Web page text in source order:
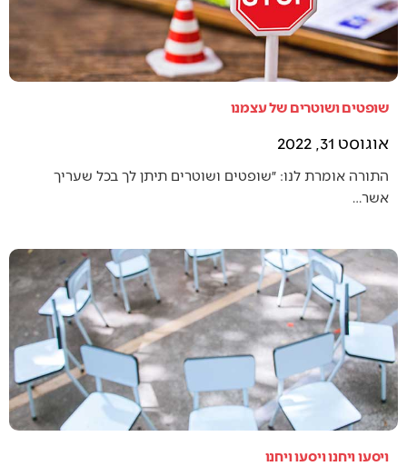
שופטים ושוטרים של עצמנו
אוגוסט 31, 2022
התורה אומרת לנו: ״שופטים ושוטרים תיתן לך בכל שעריך
אשר…
ויסעו ויחנו ויסעו ויחנו